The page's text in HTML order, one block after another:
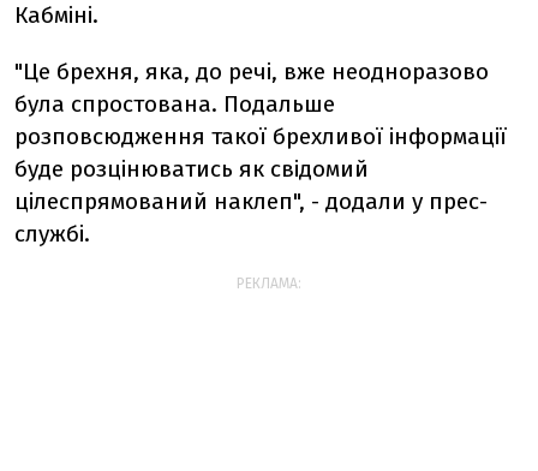
Кабміні.
"Це брехня, яка, до речі, вже неодноразово
була спростована. Подальше
розповсюдження такої брехливої інформації
буде розцінюватись як свідомий
цілеспрямований наклеп", - додали у прес-
службі.
РЕКЛАМА: